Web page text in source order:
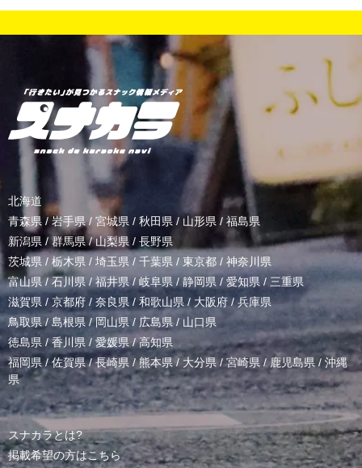
北海道
青森県 / 岩手県/ 宮城県 / 秋田県 / 山形県/ 福島県
新潟県 /群馬県/山梨県 / 長野県
茨城県 / 栃木県 / 埼玉県 / 千葉県 / 東京都 / 神奈川県
富山県 /石川県/福井県/岐阜県 / 静岡県 / 愛知県 / 三重県
滋賀県 / 京都府 / 奈良県 / 和歌山県/ 大阪府 /兵庫県
鳥取県/ 島根県 /岡山県/ 広島県 / 山口県
徳島県 /香川県 / 愛媛県/高知県
福岡県/佐賀県/長崎県 /熊本県/ 大分県/宮崎県 /鹿児島県 / 沖縄
県
スナカラとは?
掲載希望の方はこちら